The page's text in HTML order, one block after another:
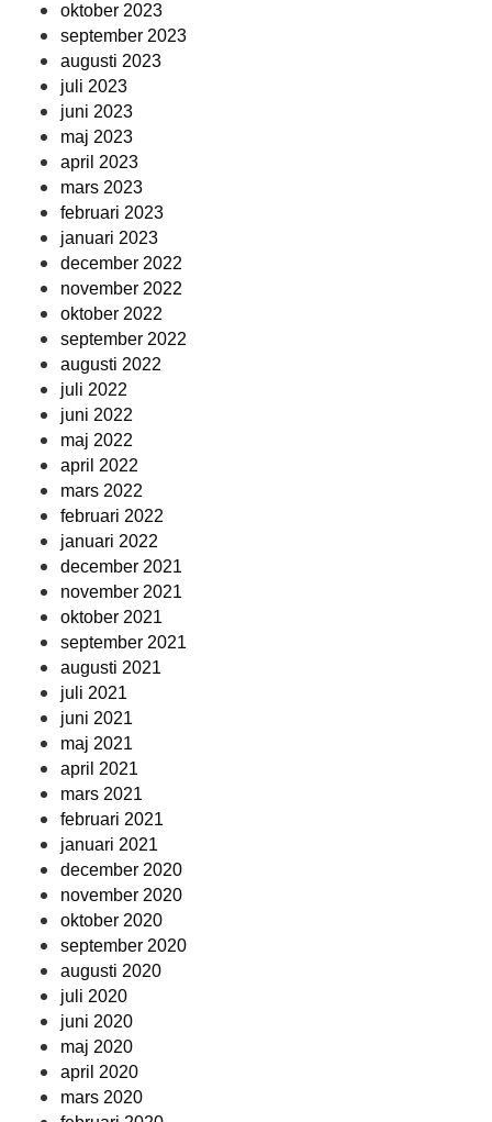
oktober 2023
september 2023
augusti 2023
juli 2023
juni 2023
maj 2023
april 2023
mars 2023
februari 2023
januari 2023
december 2022
november 2022
oktober 2022
september 2022
augusti 2022
juli 2022
juni 2022
maj 2022
april 2022
mars 2022
februari 2022
januari 2022
december 2021
november 2021
oktober 2021
september 2021
augusti 2021
juli 2021
juni 2021
maj 2021
april 2021
mars 2021
februari 2021
januari 2021
december 2020
november 2020
oktober 2020
september 2020
augusti 2020
juli 2020
juni 2020
maj 2020
april 2020
mars 2020